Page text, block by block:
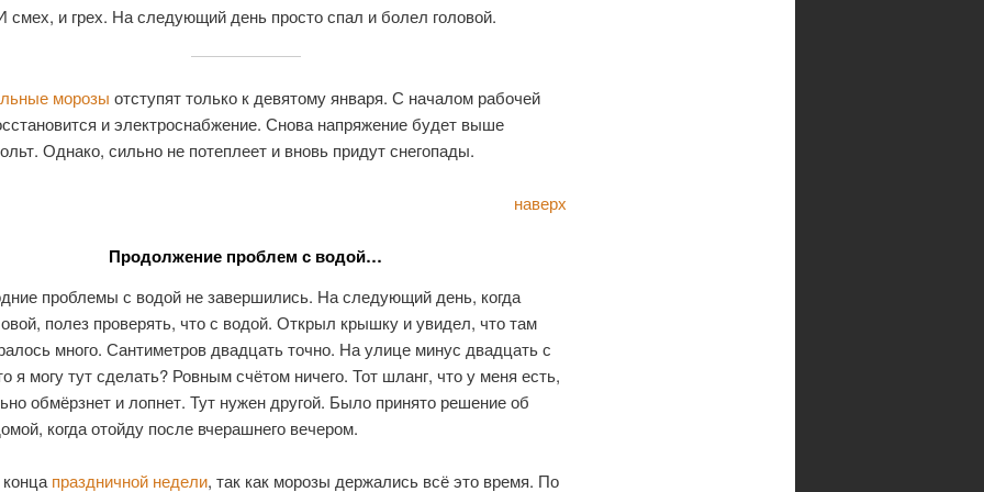
смех, и грех. На следующий день просто спал и болел головой.
морозы отступят только к девятому января. С началом рабочей
и электроснабжение. Снова напряжение будет выше
Однако, сильно не потеплеет и вновь придут снегопады.
наверх
Продолжение проблем с водой…
проблемы с водой не завершились. На следующий день, когда
полез проверять, что с водой. Открыл крышку и увидел, что там
много. Сантиметров двадцать точно. На улице минус двадцать с
я могу тут сделать? Ровным счётом ничего. Тот шланг, что у меня есть,
обмёрзнет и лопнет. Тут нужен другой. Было принято решение об
когда отойду после вчерашнего вечером.
праздничной недели, так как морозы держались всё это время. По